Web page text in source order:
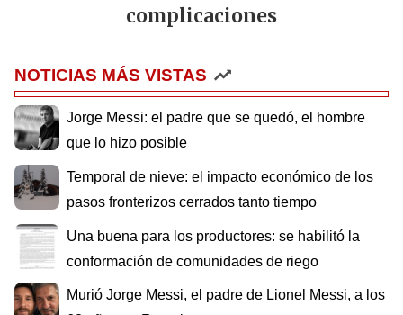
complicaciones
NOTICIAS MÁS VISTAS
Jorge Messi: el padre que se quedó, el hombre
que lo hizo posible
Temporal de nieve: el impacto económico de los
pasos fronterizos cerrados tanto tiempo
Una buena para los productores: se habilitó la
conformación de comunidades de riego
Murió Jorge Messi, el padre de Lionel Messi, a los